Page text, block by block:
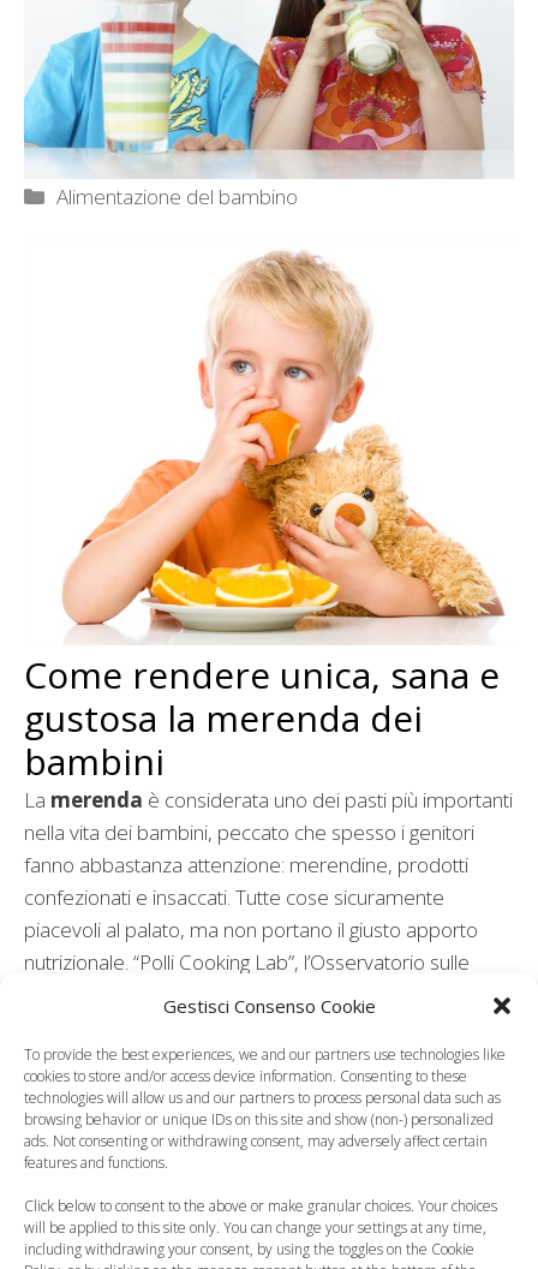
Gestisci Consenso Cookie
To provide the best experiences, we and our partners use technologies like
cookies to store and/or access device information. Consenting to these
technologies will allow us and our partners to process personal data such as
browsing behavior or unique IDs on this site and show (non-) personalized
ads. Not consenting or withdrawing consent, may adversely affect certain
features and functions.
Click below to consent to the above or make granular choices. Your choices
will be applied to this site only. You can change your settings at any time,
including withdrawing your consent, by using the toggles on the Cookie
Categorie
Alimentazione del bambino
Come rendere unica, sana e
gustosa la merenda dei
bambini
La merenda è considerata uno dei pasti più importanti
nella vita dei bambini, peccato che spesso i genitori
fanno abbastanza attenzione: merendine, prodotti
confezionati e insaccati. Tutte cose sicuramente
piacevoli al palato, ma non portano il giusto apporto
nutrizionale. “Polli Cooking Lab”, l’Osservatorio sulle
tendenze alimentari dell’omonima azienda toscana, ha
nazionali per elaborare qualche consiglio per migliorare
la merenda dei piccoli.